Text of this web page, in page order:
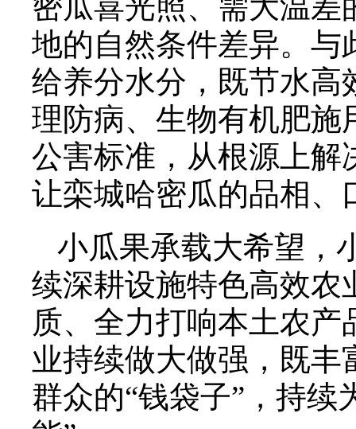
地的自然条件差异。与
给养分水分，既节水高
理防病、生物有机肥施
公害标准，从根源上解
让栾城哈密瓜的品相、
小瓜果承载大希望，
续深耕设施特色高效农
质、全力打响本土农
业持续做大做强，既丰
群众的“钱袋子”，持续